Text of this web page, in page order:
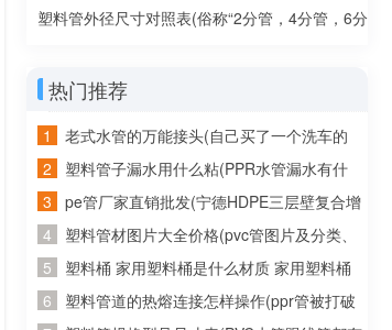
径分别是多少mm)
塑料管外径尺寸对照表(俗称“2分管，4分管，6分
热门推荐
老式水管的万能接头(自己买了一个洗车的
管子，又从网上买了个万能连接头。接了水
龙头上老是往外漏水怎么办)
塑料管子漏水用什么粘(PPR水管漏水有什
么胶可以粘牢)
pe管厂家直销批发(宁德HDPE三层壁复合增
强管批发 诚信为本)
塑料管材图片大全价格(pvc管图片及分类、
发展趋势)
塑料桶 家用塑料桶是什么材质 家用塑料桶
是什么材质的
塑料管道的热熔连接怎样操作(ppr管被打破